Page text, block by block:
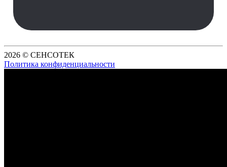
2026 © СЕНСОТЕК
Политика конфиденциальности